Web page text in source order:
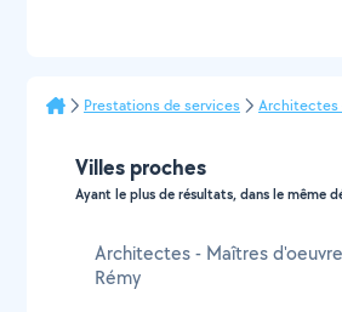
Prestations de services Architectes
Villes proches
Ayant le plus de résultats, dans le même
Architectes - Maîtres
Rémy